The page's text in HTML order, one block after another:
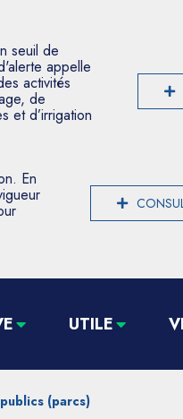
seuil de
appelle
activités
de
et d’irrigation
En
UTILE
(parcs)